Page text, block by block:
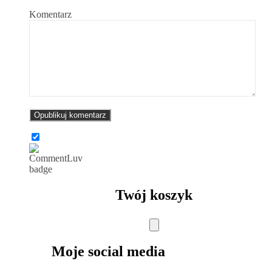
Komentarz
Twój koszyk
Moje social media